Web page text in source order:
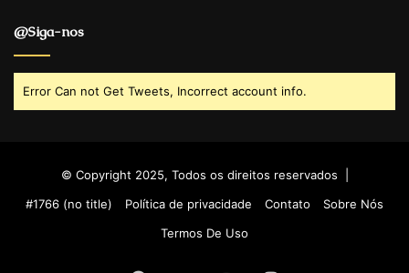
@Siga-nos
Error Can not Get Tweets, Incorrect account info.
© Copyright 2025, Todos os direitos reservados |
#1766 (no title)
Política de privacidade Contato
Sobre Nós
Termos De Uso